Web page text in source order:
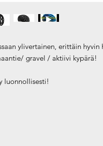
ylivertainen, erittäin hyvin
gravel / aktiivi kypärä!
luonnollisesti!